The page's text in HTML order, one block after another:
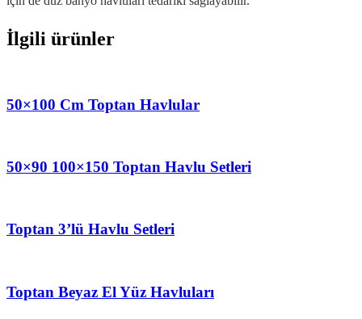
İlgili ürünler
50×100 Cm Toptan Havlular
50×90 100×150 Toptan Havlu Setleri
Toptan 3’lü Havlu Setleri
Toptan Beyaz El Yüz Havluları